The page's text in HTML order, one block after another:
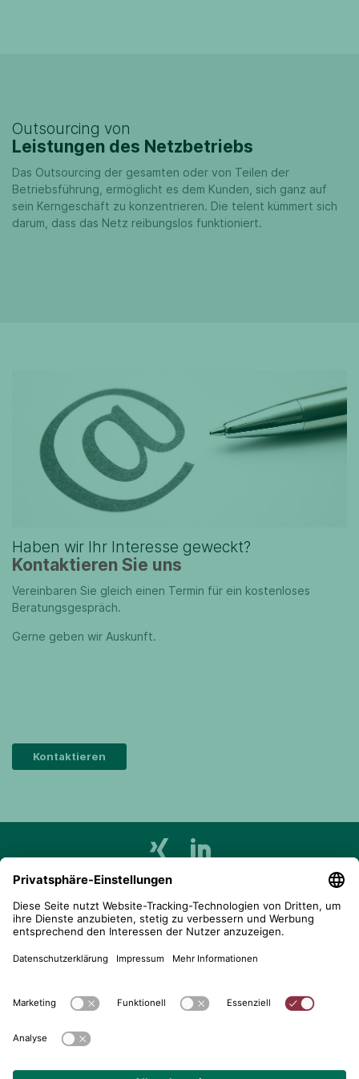
Outsourcing von
Leistungen des Netzbetriebs
Das Outsourcing der gesamten oder von Teilen der
Betriebsführung, ermöglicht es dem Kunden, sich ganz auf
sein Kerngeschäft zu konzentrieren. Die telent kümmert sich
darum, dass das Netz reibungslos funktioniert.
Haben wir Ihr Interesse geweckt?
Kontaktieren Sie uns
Vereinbaren Sie gleich einen Termin für ein kostenloses
Beratungsgespräch.
Gerne geben wir Auskunft.
Kontaktieren
telent GmbH
Gerberstraße 34, 71522 Backnang
+49 (0) 7191 900 - 2202